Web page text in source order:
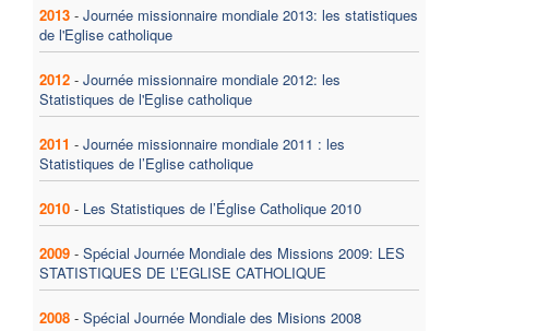
2013 - Journée missionnaire mondiale 2013: les statistiques
de l'Eglise catholique
2012 - Journée missionnaire mondiale 2012: les
Statistiques de l'Eglise catholique
2011 - Journée missionnaire mondiale 2011 : les
Statistiques de l’Eglise catholique
2010 - Les Statistiques de l’Église Catholique 2010
2009 - Spécial Journée Mondiale des Missions 2009: LES
STATISTIQUES DE L’EGLISE CATHOLIQUE
2008 - Spécial Journée Mondiale des Misions 2008